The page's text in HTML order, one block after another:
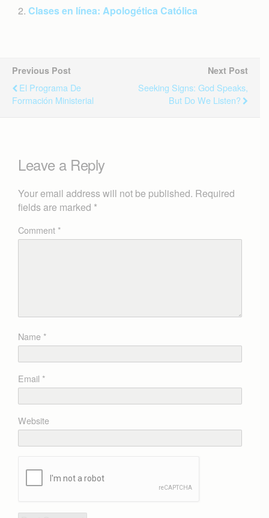
Clases en línea: Apologética Católica
Previous Post
El Programa De
Formación Ministerial
Next Post
Seeking Signs: God Speaks,
But Do We Listen?
Leave a Reply
Your email address will not be published. Required
fields are marked *
Comment*
Name*
Email *
Website